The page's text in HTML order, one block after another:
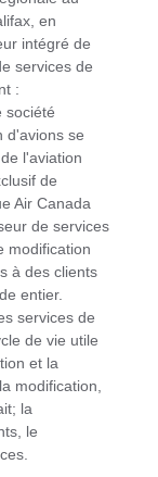
, en
intégré de
services de
:
société
d'avions se
l'aviation
de
Air Canada
de services
modification
à des clients
entier.
services de
de vie utile
et la
modification,
la
le